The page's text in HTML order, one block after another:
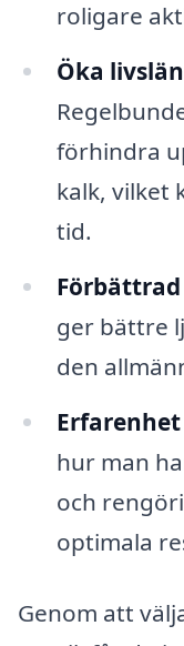
roligare
Öka
förhindra
kalk, vilket
tid.
ger bättre
den
hur man
och
optimala
Genom att